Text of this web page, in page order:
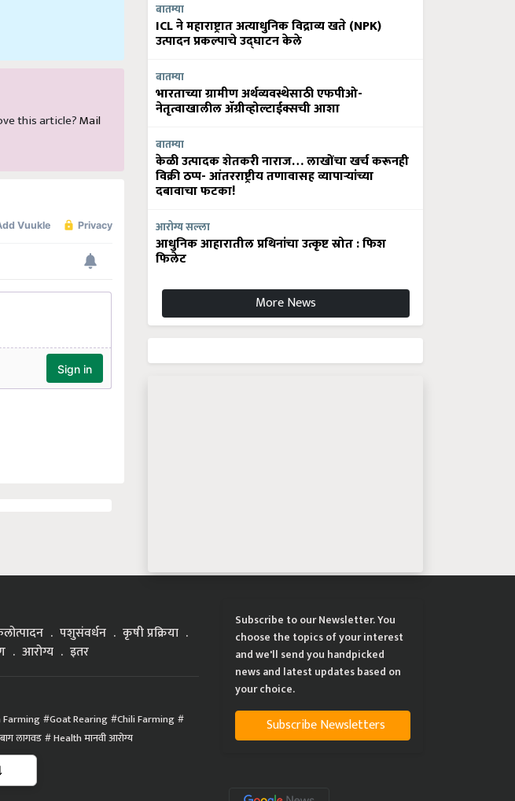
this article? Mail
बातम्या
ICL ने महाराष्ट्रात अत्याधुनिक विद्राव्य खते (NPK)
उत्पादन प्रकल्पाचे उद्घाटन केले
बातम्या
भारताच्या ग्रामीण अर्थव्यवस्थेसाठी एफपीओ-
नेतृत्वाखालील अ‍ॅग्रीव्होल्टाईक्सची आशा
बातम्या
केळी उत्पादक शेतकरी नाराज… लाखोंचा खर्च करूनही
विक्री ठप्प- आंतरराष्ट्रीय तणावासह व्यापाऱ्यांच्या
दबावाचा फटका!
आरोग्य सल्ला
आधुनिक आहारातील प्रथिनांचा उत्कृष्ट स्रोत : फिश
फिलेट
More News
पशुसंवर्धन
कृषी प्रक्रिया
आरोग्य इतर
Farming Goat Rearing Chili Farming
लागवड Health मानवी आरोग्य
Subscribe to our Newsletter. You
choose the topics of your interest
and we'll send you handpicked
news and latest updates based on
your choice.
Subscribe Newsletters